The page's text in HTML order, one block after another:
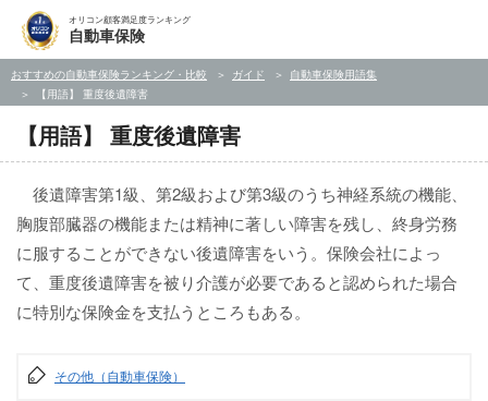
オリコン顧客満足度ランキング
自動車保険
おすすめの自動車保険ランキング・比較 ガイド
自動車保険用語集
【用語】 重度後遺障害
【用語】 重度後遺障害
後遺障害第1級、第2級および第3級のうち神経系統の機能、
胸腹部臓器の機能または精神に著しい障害を残し、終身労務
に服することができない後遺障害をいう。保険会社によっ
て、重度後遺障害を被り介護が必要であると認められた場合
に特別な保険金を支払うところもある。
その他（自動車保険）